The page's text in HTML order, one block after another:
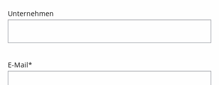
Unternehmen
E-Mail*